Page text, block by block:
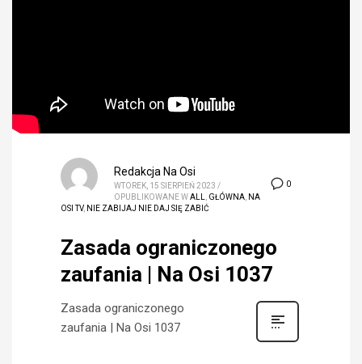
0
Redakcja Na Osi
WTOREK, 15 SIERPIEŃ 2023 /
OPUBLIKOWANE WALL GŁÓWNA NA
OSI TV, NIE ZABIJAJ NIE DAJ SIĘ ZABIĆ
Zasada ograniczonego
zaufania | Na Osi 1037
Zasada ograniczonego
zaufania | Na Osi 1037